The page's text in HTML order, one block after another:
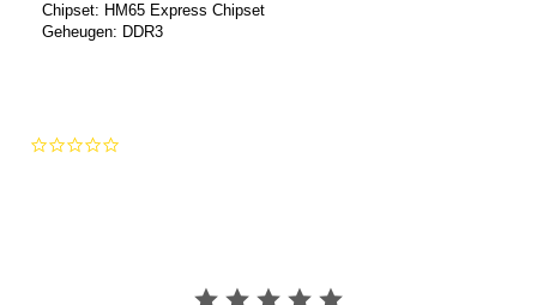
Chipset: HM65 Express Chipset
Geheugen: DDR3